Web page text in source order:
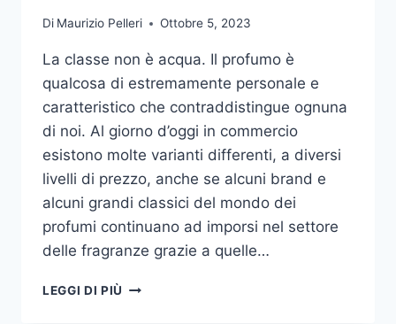
Di Maurizio Pelleri Ottobre 5, 2023
La classe non è acqua. Il profumo è
qualcosa di estremamente personale e
caratteristico che contraddistingue ognuna
di noi. Al giorno d’oggi in commercio
esistono molte varianti differenti, a diversi
livelli di prezzo, anche se alcuni brand e
alcuni grandi classici del mondo dei
profumi continuano ad imporsi nel settore
delle fragranze grazie a quelle…
LEGGI DI PIÙ